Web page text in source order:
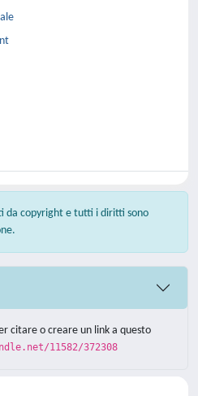
da copyright e tutti i diritti sono
citare o creare un link a questo
11582/372308